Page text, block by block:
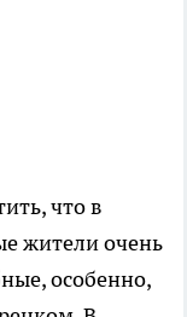
что в
жители очень
особенно,